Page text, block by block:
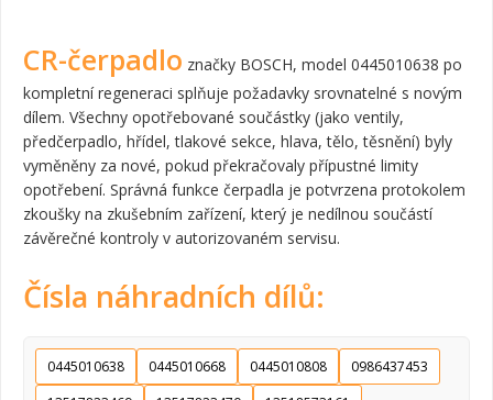
CR-čerpadlo značky BOSCH, model 0445010638 po
kompletní regeneraci splňuje požadavky srovnatelné s novým
dílem. Všechny opotřebované součástky (jako ventily,
předčerpadlo, hřídel, tlakové sekce, hlava, tělo, těsnění) byly
vyměněny za nové, pokud překračovaly přípustné limity
opotřebení. Správná funkce čerpadla je potvrzena protokolem
zkoušky na zkušebním zařízení, který je nedílnou součástí
závěrečné kontroly v autorizovaném servisu.
Čísla náhradních dílů:
0445010638 0445010668 0445010808
0986437453